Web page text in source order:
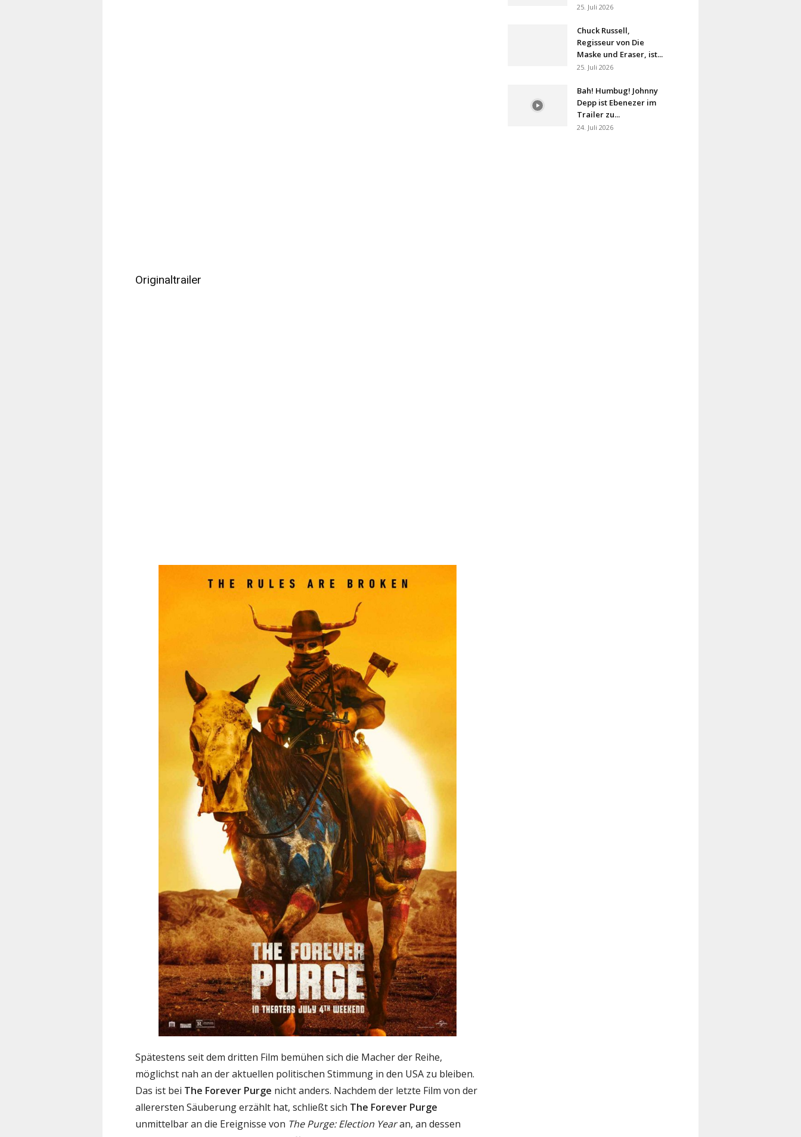
Originaltrailer
Spätestens seit dem dritten Film bemühen sich die Macher der Reihe,
möglichst nah an der aktuellen politischen Stimmung in den USA zu bleiben.
Das ist bei The Forever Purge nicht anders. Nachdem der letzte Film von der
allerersten Säuberung erzählt hat, schließt sich The Forever Purge
unmittelbar an die Ereignisse von The Purge: Election Yearan, an dessen
25. Juli 2026
Chuck Russell,
Regisseur von Die
Maske und Eraser, ist...
25. Juli 2026
Bah! Humbug! Johnny
Depp ist Ebenezer im
Trailer zu...
24. Juli 2026